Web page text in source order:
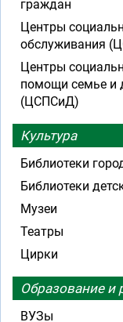
граждан
Центры
обслуживания
Центры
помощи семье и
(ЦСПСиД)
Культура
Библиотеки
Библиотеки
Музеи
Театры
Цирки
Образование и
ВУЗы